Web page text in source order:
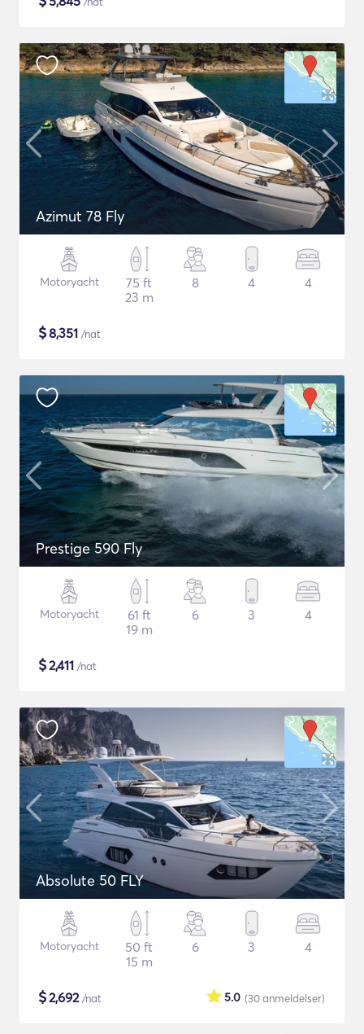
Azimut 78 Fly
Motoryacht
75 ft
23 m
8 4 4
$8,351 /nat
Prestige 590 Fly
Motoryacht
61 ft
19 m
6 3 4
$2,411 /nat
Absolute 50 FLY
Motoryacht
50 ft
15 m
6 3 4
$2,692/nat (30anmeldelser)
5.0